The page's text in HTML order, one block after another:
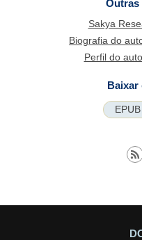
Outras
Sakya
Biografia do
Perfil do
Baixar
EPUB